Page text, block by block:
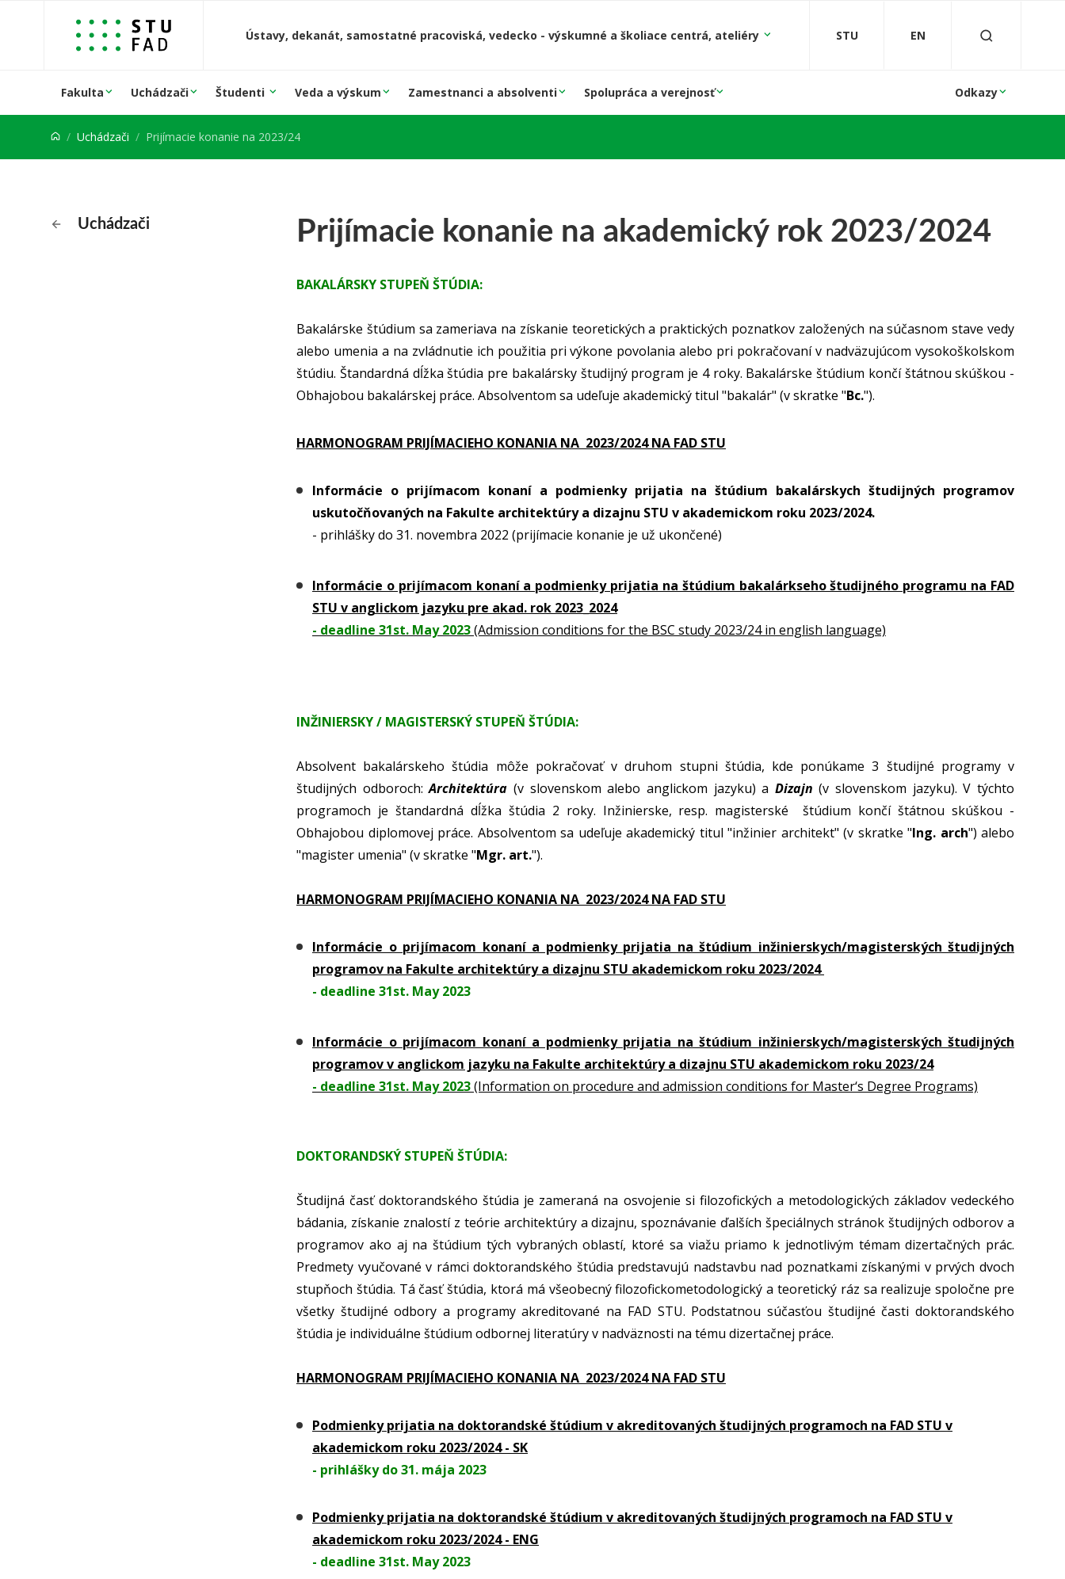
Prejsť na obsah
Ústavy, dekanát, samostatné pracoviská, vedecko - výskumné a školiace centrá, ateliéry STU EN
Fakulta Uchádzači Študenti Veda a výskum Zamestnanci a absolventi Spolupráca a verejnosť Odkazy
Uchádzači Prijímacie konanie na 2023/24
Uchádzači Prijímacie konanie na akademický rok 2023/2024
BAKALÁRSKY STUPEŇ ŠTÚDIA:
Bakalárske štúdium sa zameriava na získanie teoretických a praktických poznatkov založených na súčasnom stave vedy
alebo umenia a na zvládnutie ich použitia pri výkone povolania alebo pri pokračovaní v nadväzujúcom vysokoškolskom
štúdiu. Štandardná dĺžka štúdia pre bakalársky študijný program je 4 roky. Bakalárske štúdium končí štátnou skúškou -
Obhajobou bakalárskej práce. Absolventom sa udeľuje akademický titul "bakalár" (v skratke "Bc.").
HARMONOGRAM PRIJÍMACIEHO KONANIA NA 2023/2024 NA FAD STU
Informácie o prijímacom konaní a podmienky prijatia na štúdium bakalárskych študijných programov
uskutočňovaných na Fakulte architektúry a dizajnu STU v akademickom roku 2023/2024.
- prihlášky do 31. novembra 2022 (prijímacie konanie je už ukončené)
Informácie o prijímacom konaní a podmienky prijatia na štúdium bakalárkseho študijného programu na FAD
STU v anglickom jazyku pre akad. rok 2023_2024
- deadline 31st. May 2023(Admission conditions for the BSC study 2023/24 in english language)
INŽINIERSKY / MAGISTERSKÝ STUPEŇ ŠTÚDIA:
Absolvent bakalárskeho štúdia môže pokračovať v druhom stupni štúdia, kde ponúkame 3 študijné programy v
študijných odboroch:Architektúra (v slovenskom alebo anglickom jazyku) a Dizajn(v slovenskom jazyku). V týchto
programoch je štandardná dĺžka štúdia 2 roky. Inžinierske, resp. magisterské štúdium končí štátnou skúškou -
Obhajobou diplomovej práce. Absolventom sa udeľuje akademický titul "inžinier architekt" (v skratke "Ing. arch") alebo
"magister umenia" (v skratke "Mgr. art.").
HARMONOGRAM PRIJÍMACIEHO KONANIA NA 2023/2024 NA FAD STU
Informácie o prijímacom konaní a podmienky prijatia na štúdium inžinierskych/magisterských študijných
programov na Fakulte architektúry a dizajnu STU akademickom roku 2023/2024
- deadline 31st. May 2023
Informácie o prijímacom konaní a podmienky prijatia na štúdium inžinierskych/magisterských študijných
programov v anglickom jazyku na Fakulte architektúry a dizajnu STU akademickom roku 2023/24
- deadline 31st. May 2023(Information on procedure and admission conditions for Master‘s Degree Programs)
DOKTORANDSKÝ STUPEŇ ŠTÚDIA:
Študijná časť doktorandského štúdia je zameraná na osvojenie si filozofických a metodologických základov vedeckého
bádania, získanie znalostí z teórie architektúry a dizajnu, spoznávanie ďalších špeciálnych stránok študijných odborov a
programov ako aj na štúdium tých vybraných oblastí, ktoré sa viažu priamo k jednotlivým témam dizertačných prác.
Predmety vyučované v rámci doktorandského štúdia predstavujú nadstavbu nad poznatkami získanými v prvých dvoch
stupňoch štúdia. Tá časť štúdia, ktorá má všeobecný filozofickometodologický a teoretický ráz sa realizuje spoločne pre
všetky študijné odbory a programy akreditované na FAD STU. Podstatnou súčasťou študijné časti doktorandského
štúdia je individuálne štúdium odbornej literatúry v nadväznosti na tému dizertačnej práce.
HARMONOGRAM PRIJÍMACIEHO KONANIA NA 2023/2024 NA FAD STU
Podmienky prijatia na doktorandské štúdium v akreditovaných študijných programoch na FAD STU v
akademickom roku 2023/2024 - SK
- prihlášky do 31. mája 2023
Podmienky prijatia na doktorandské štúdium v akreditovaných študijných programoch na FAD STU v
akademickom roku 2023/2024 - ENG
- deadline 31st. May 2023